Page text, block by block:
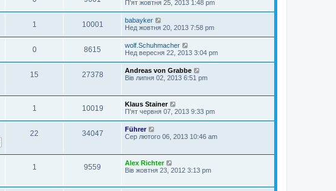
П'ят жовтня 25, 2013 1:48 pm
1 10001
babayker
Нед жовтня 20, 2013 7:58 pm
0 8615
wolf.Schuhmacher
Нед вересня 22, 2013 3:04 pm
15 27378
Andreas von Grabbe
Вів липня 02, 2013 6:51 pm
1 10019
Klaus Stainer
П'ят червня 07, 2013 9:33 pm
22 34047
Führer
Сер лютого 06, 2013 10:46 am
1 9559
Alex Richter
Вів жовтня 23, 2012 3:13 pm